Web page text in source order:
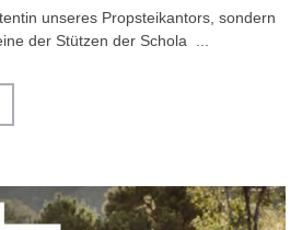
unseres Propsteikantors, sondern
der Stützen der Schola ...